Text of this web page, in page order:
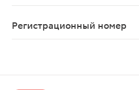
Регистрационный номер